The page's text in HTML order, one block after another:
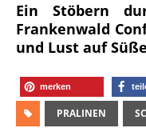
Ein Stöbern
Frankenwald
und Lust auf
merken
PRALINEN